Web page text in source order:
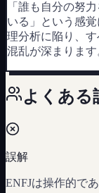
「誰も自分の努
いる」という感
理分析に陥り、
混乱が深まります
よくある
誤解
ENFJは操作的であ